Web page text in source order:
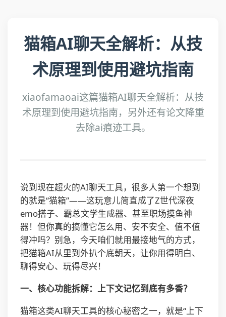
猫箱AI聊天全解析：从技
术原理到使用避坑指南
xiaofamaoai这篇猫箱AI聊天全解析：从技
术原理到使用避坑指南，另外还有论文降重
去除ai痕迹工具。
说到现在超火的AI聊天工具，很多人第一个想到
的就是“猫箱”——这玩意儿简直成了Z世代深夜
emo搭子、霸总文学生成器、甚至职场摸鱼神
器！但你真的搞懂它怎么用、安不安全、值不值
得冲吗？别急，今天咱们就用最接地气的方式，
把猫箱AI从里到外扒个底朝天，让你用得明白、
聊得安心、玩得尽兴！
一、核心功能拆解：上下文记忆到底有多香？
猫箱这类AI聊天工具的核心秘密之一，就是“上下